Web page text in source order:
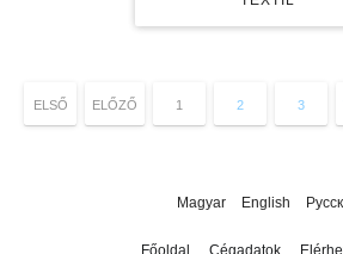
ELSŐ ELŐZŐ 1 2 3
Magyar English
Főoldal Cégadatok